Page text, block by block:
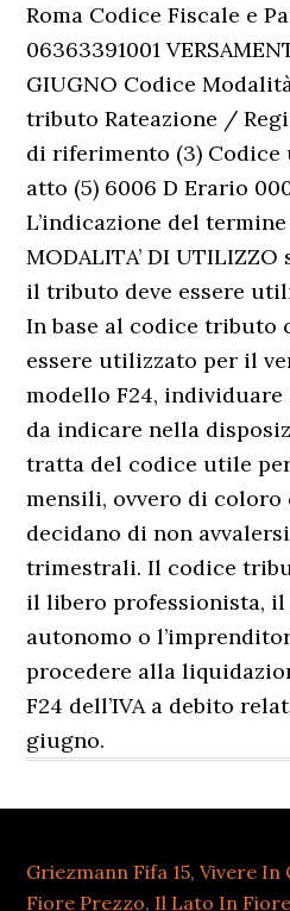
Griezmann Fifa 15,Vivere In
Fiore Prezzo, Il Lato In